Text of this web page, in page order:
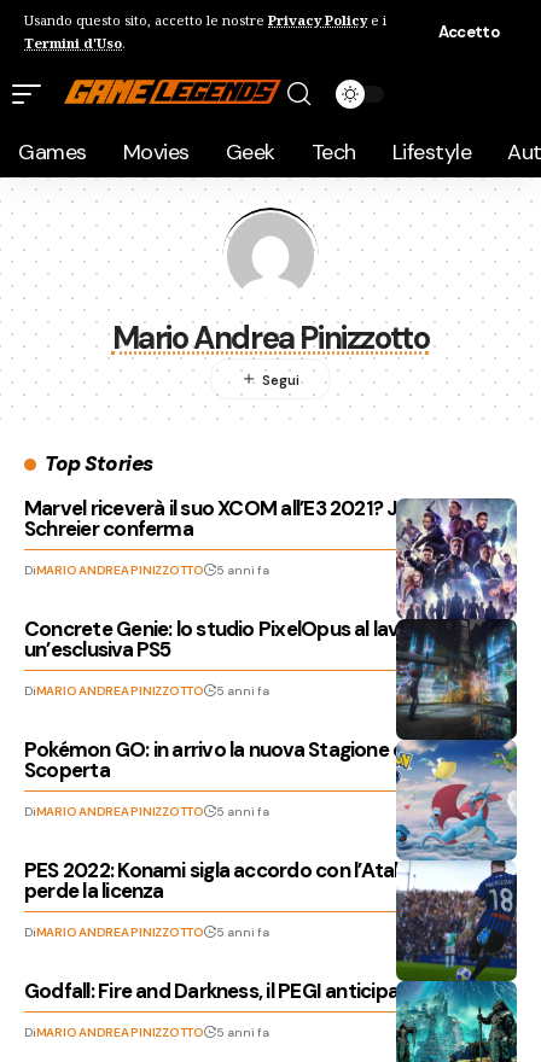
Usando questo sito, accetto le nostre Privacy Policye i
Termini d'Uso.
Accetto
Games Movies Geek Tech Lifestyle
Mario Andrea Pinizzotto
Top Stories
Marvel riceverà il suo XCOM all’E3 2021? Jason
Schreier conferma
DiMARIO ANDREA PINIZZOTTO 5 anni fa
Concrete Genie: lo studio PixelOpus al lavoro su
un’esclusiva PS5
DiMARIO ANDREA PINIZZOTTO 5 anni fa
Pokémon GO: in arrivo la nuova Stagione della
Scoperta
DiMARIO ANDREA PINIZZOTTO 5 anni fa
PES 2022: Konami sigla accordo con l’Atalanta, FIFA 22
perde la licenza
DiMARIO ANDREA PINIZZOTTO 5 anni fa
Godfall: Fire and Darkness, il PEGI anticipa il DLC?
DiMARIO ANDREA PINIZZOTTO 5 anni fa